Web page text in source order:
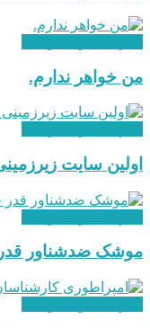
من خواهر ندارم.
اولین سایت
موشک ضدشناور